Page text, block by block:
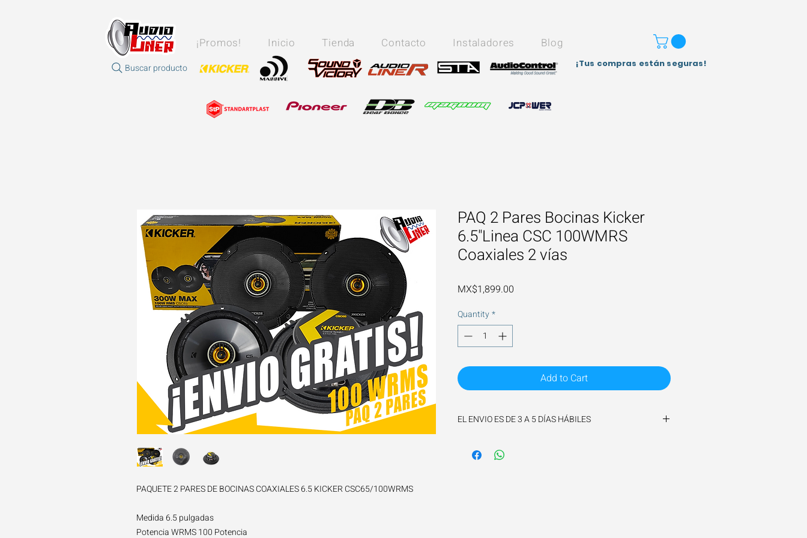
¡Promos! Inicio Tienda Contacto Instaladores Blog
Buscar producto ¡Tus compras están seguras!
PAQUETE 2 PARES DE BOCINAS COAXIALES 6.5 KICKER CSC65/100WRMS
Medida 6.5 pulgadas
Potencia WRMS 100 Potencia
PAQ 2 Pares Bocinas Kicker
6.5"Linea CSC 100WMRS
Coaxiales 2 vías
MX$1,899.00
Quantity*
Add to Cart
EL ENVIO ES DE 3 A 5 DÍAS HÁBILES